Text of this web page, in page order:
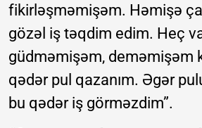
fikirləşməmişəm. Həmişə
gözəl iş təqdim edim. Heç
güdməmişəm, deməmişəm
qədər pul qazanım. Əgər
bu qədər iş görməzdim”.